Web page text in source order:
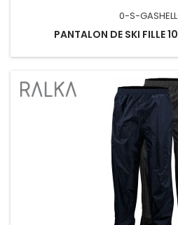
0-S-
PANTALON DE SKI FILLE